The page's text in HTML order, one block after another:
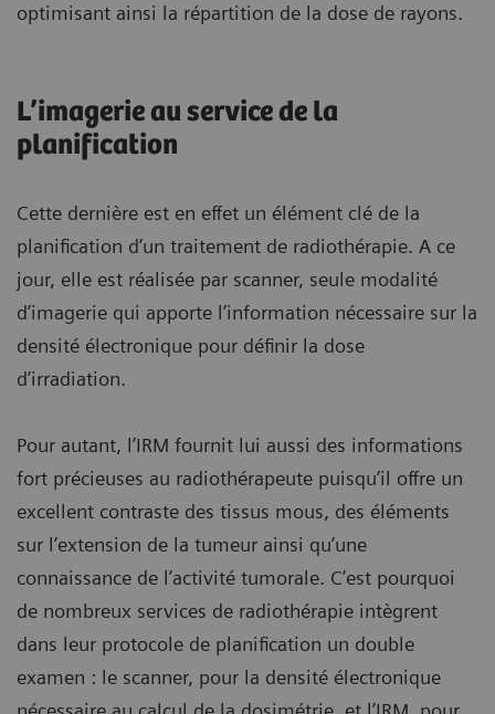
optimisant ainsi la répartition de la dose de rayons.
L’imagerie au service de la
planification
Cette dernière est en effet un élément clé de la
planification d’un traitement de radiothérapie. A ce
jour, elle est réalisée par scanner, seule modalité
d’imagerie qui apporte l’information nécessaire sur la
densité électronique pour définir la dose
d’irradiation.
Pour autant, l’IRM fournit lui aussi des informations
fort précieuses au radiothérapeute puisqu’il offre un
excellent contraste des tissus mous, des éléments
sur l’extension de la tumeur ainsi qu’une
connaissance de l’activité tumorale. C’est pourquoi
de nombreux services de radiothérapie intègrent
dans leur protocole de planification un double
examen : le scanner, pour la densité électronique